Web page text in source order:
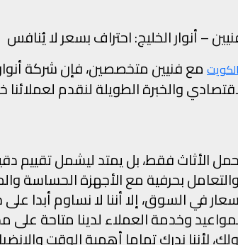
أنوار الخليج: احتراف بسعر لا يُنافس
مع فنيين متخصصين، فإن شركة
والخبرة الطويلة لنقدم
حمل الأثاث فقط، بل يمتد ليشمل تقييم
بحرفية مع الأجهزة الحساسة
في السوق، إلا أننا لا نساوم أبدا
وخدمة العملاء لدينا متاحة على
لأننا ندرك تماما أهمية الوقت